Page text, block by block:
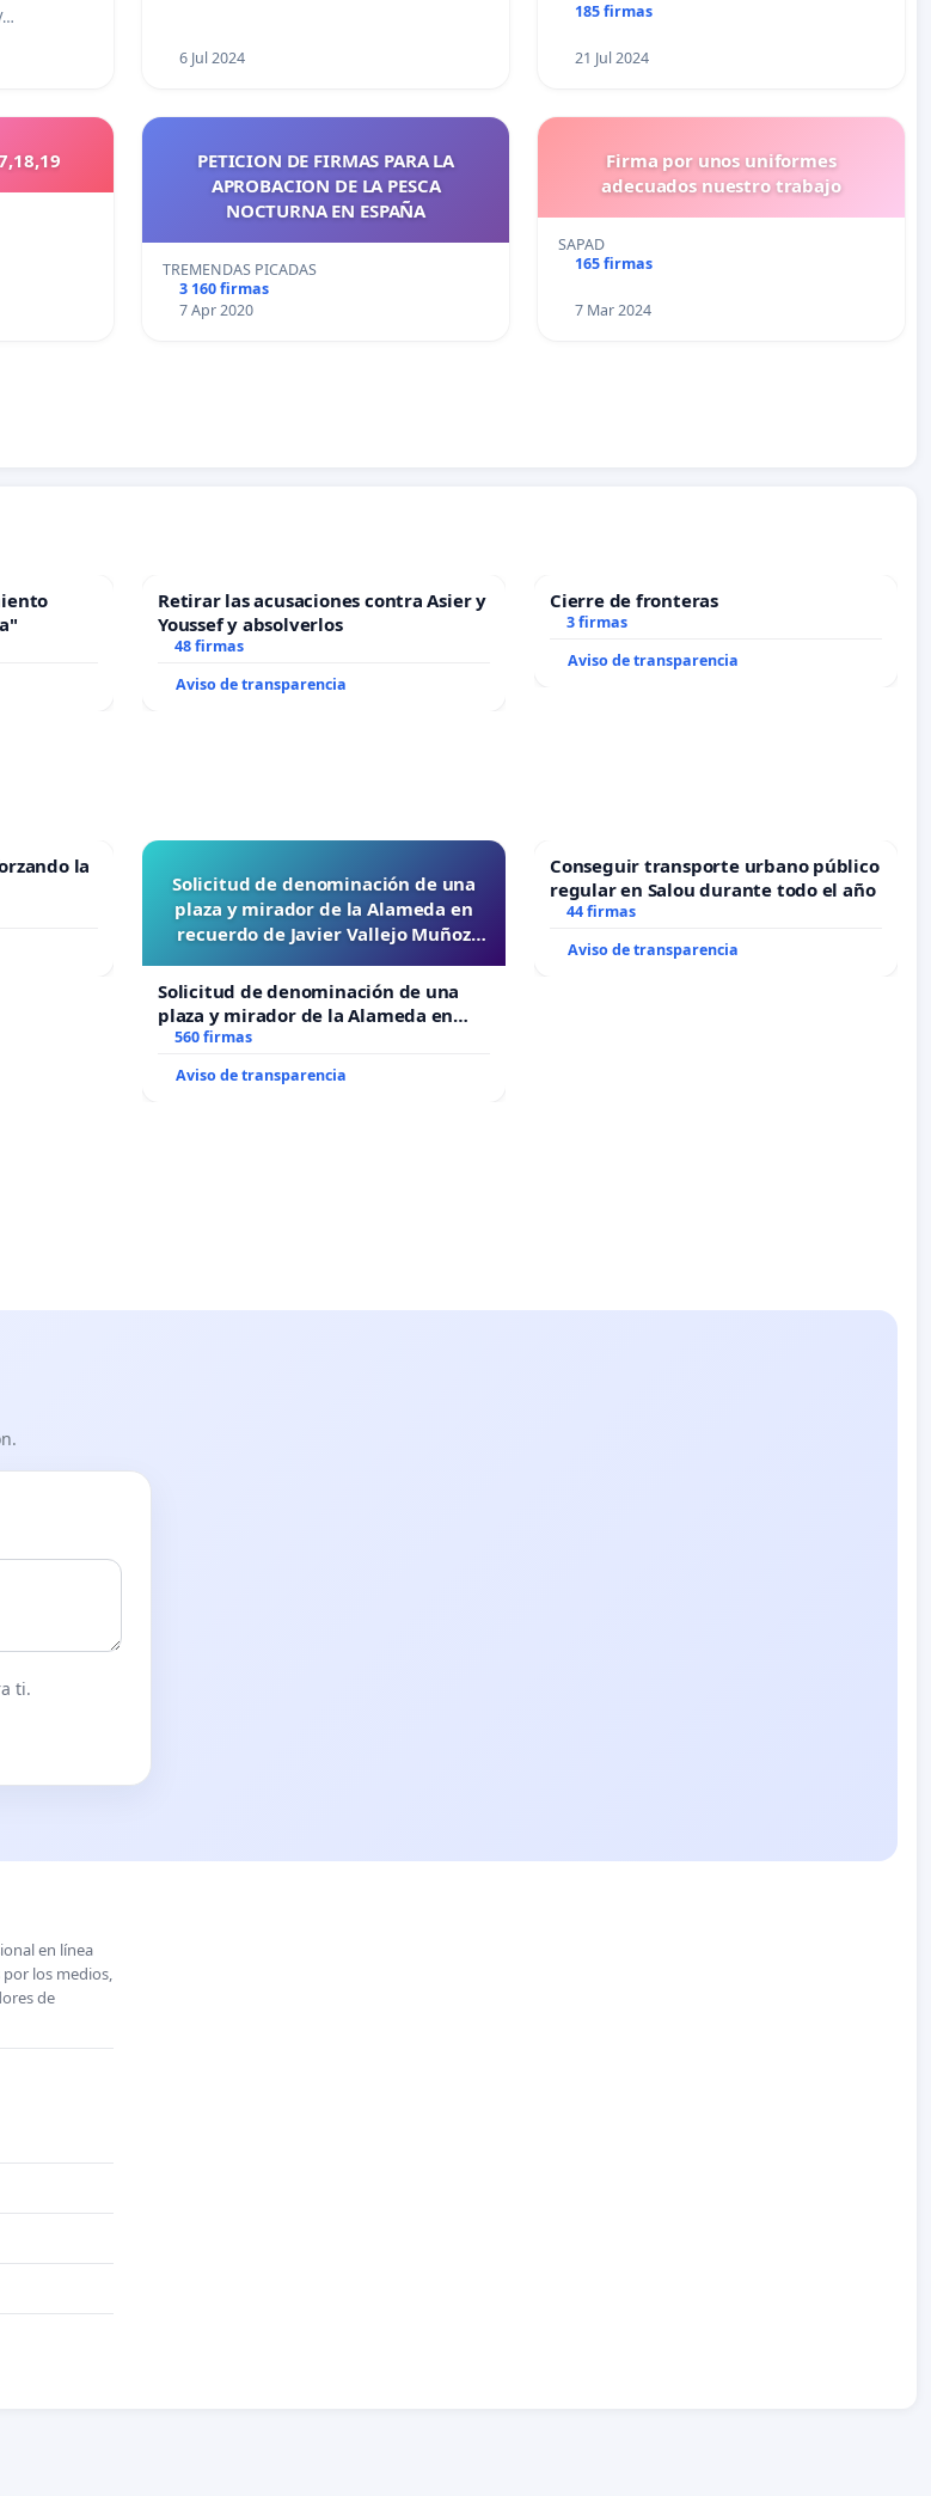
6 Jul 2024
185 firmas
21 Jul 2024
PETICION DE FIRMAS PARA LA
APROBACION DE LA PESCA
NOCTURNA EN ESPAÑA
TREMENDAS PICADAS
3 160 firmas
7 Apr 2020
Firma por unos uniformes
adecuados nuestro trabajo
SAPAD
165 firmas
7 Mar 2024
Retirar las acusaciones contra Asier y
Youssef y absolverlos
48 firmas
Aviso de transparencia
Cierre de fronteras
3 firmas
Aviso de transparencia
la
Solicitud de denominación de una
plaza y mirador de la Alameda en
recuerdo de Javier Vallejo Muñoz
Solicitud de denominación de una
plaza y mirador de la Alameda en
recuerdo de Javier Vallejo Muñoz
“Mazinger”
560 firmas
Aviso de transparencia
Conseguir transporte urbano público
regular en Salou durante todo el año
44 firmas
Aviso de transparencia
ti.
en línea
los medios,
de